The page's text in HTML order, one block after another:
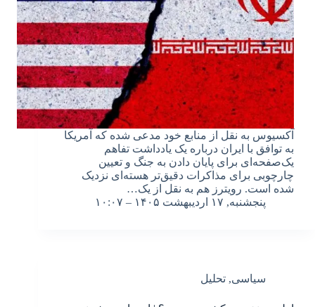
آکسیوس به نقل از منابع خود مدعی شده که آمریکا
به توافق با ایران درباره یک یادداشت تفاهم
یک‌صفحه‌ای برای پایان دادن به جنگ و تعیین
چارچوبی برای مذاکرات دقیق‌تر هسته‌ای نزدیک
شده است. رویترز هم به نقل از یک…
پنجشنبه, ۱۷ اردیبهشت ۱۴۰۵ – ۱۰:۰۷
سیاسی, تحلیل